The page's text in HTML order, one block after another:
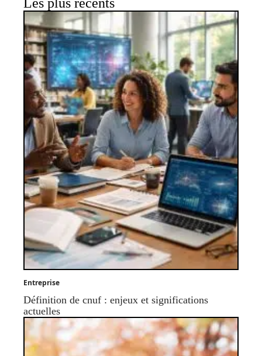
Les plus récents
Entreprise
Définition de cnuf : enjeux et significations
actuelles